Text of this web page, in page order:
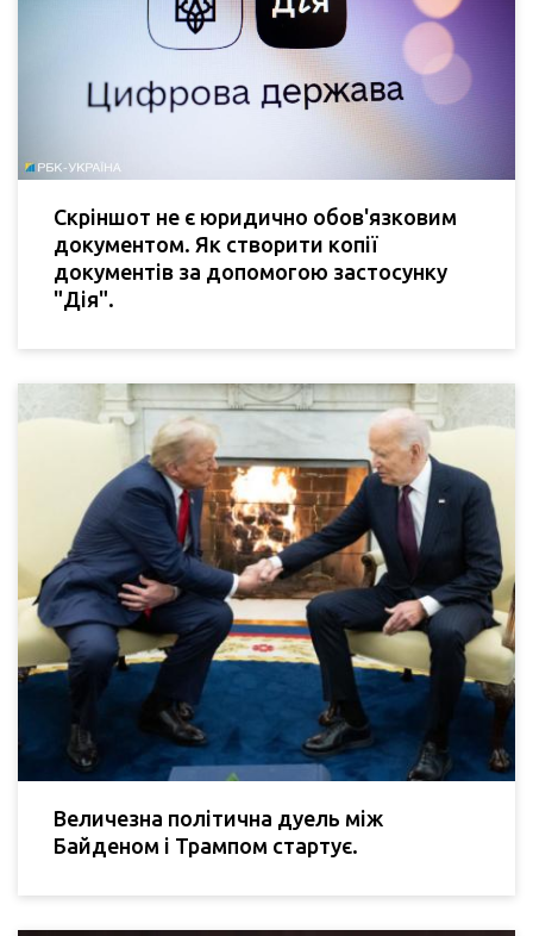
Скріншот не є юридично обов'язковим
документом. Як створити копії
документів за допомогою застосунку
"Дія".
Величезна політична дуель між
Байденом і Трампом стартує.